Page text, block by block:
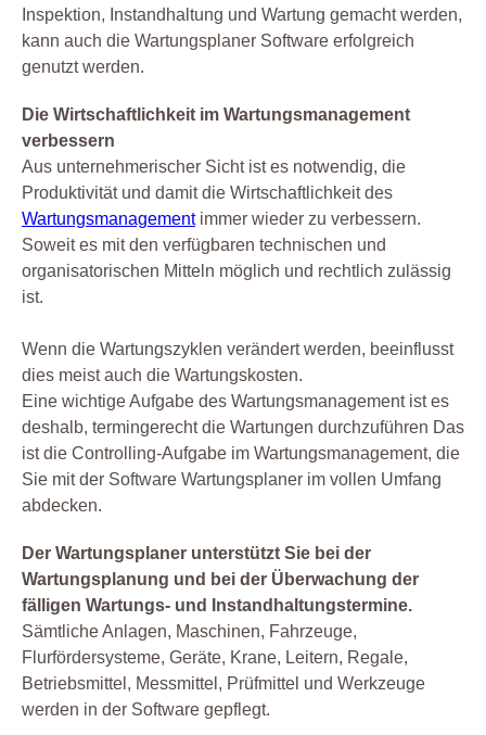
Inspektion, Instandhaltung und Wartung gemacht werden,
kann auch die Wartungsplaner Software erfolgreich
genutzt werden.
Die Wirtschaftlichkeit im Wartungsmanagement
verbessern
Aus unternehmerischer Sicht ist es notwendig, die
Produktivität und damit die Wirtschaftlichkeit des
Wartungsmanagementimmer wieder zu verbessern.
Soweit es mit den verfügbaren technischen und
organisatorischen Mitteln möglich und rechtlich zulässig
ist.
Wenn die Wartungszyklen verändert werden, beeinflusst
dies meist auch die Wartungskosten.
Eine wichtige Aufgabe des Wartungsmanagement ist es
deshalb, termingerecht die Wartungen durchzuführen Das
ist die Controlling-Aufgabe im Wartungsmanagement, die
Sie mit der Software Wartungsplaner im vollen Umfang
abdecken.
Der Wartungsplaner unterstützt Sie bei der
Wartungsplanung und bei der Überwachung der
fälligen Wartungs- und Instandhaltungstermine.
Sämtliche Anlagen, Maschinen, Fahrzeuge,
Flurfördersysteme, Geräte, Krane, Leitern, Regale,
Betriebsmittel, Messmittel, Prüfmittel und Werkzeuge
werden in der Software gepflegt.